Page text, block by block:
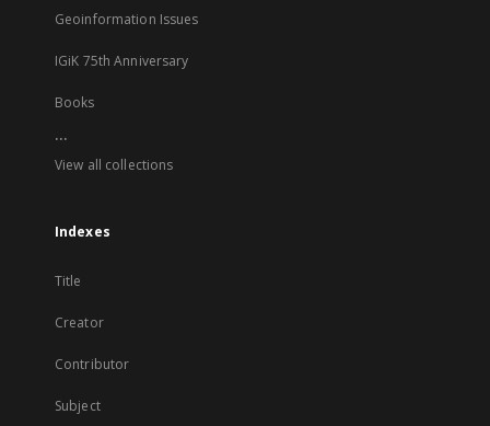
Geoinformation Issues
IGiK 75th Anniversary
Books
...
View all collections
Indexes
Title
Creator
Contributor
Subject